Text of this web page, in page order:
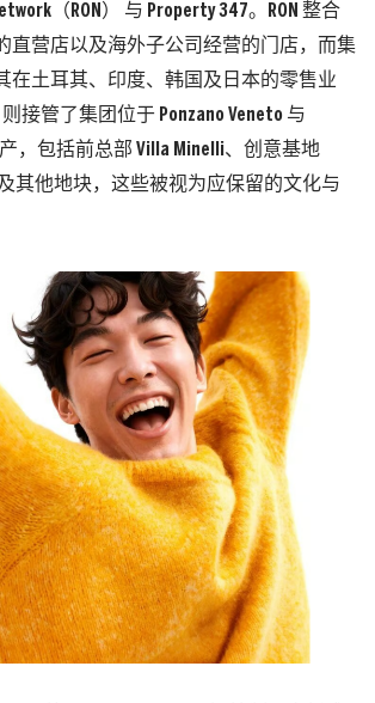
（RON） 与 Property 347。RON 整合
直营店以及海外子公司经营的门店，而集
在土耳其、印度、韩国及日本的零售业
接管了集团位于 Ponzano Veneto 与
，包括前总部 Villa Minelli、创意基地
及其他地块，这些被视为应保留的文化与